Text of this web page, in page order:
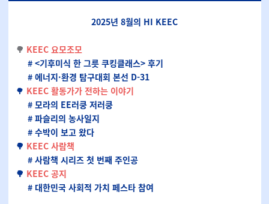
2025년 8월의 HI KEEC
🌳 KEEC 요모조모
# <기후미식 한 그릇 쿠킹클래스> 후기
# 에너지·환경 탐구대회 본선 D-31
🌳 KEEC 활동가가 전하는 이야기
# 모라의 EE러쿵 저러쿵
# 파슬리의 농사일지
# 수박이 보고 왔다
🌳 KEEC 사람책
# 사람책 시리즈 첫 번째 주인공
🌳 KEEC 공지
# 대한민국 사회적 가치 페스타 참여